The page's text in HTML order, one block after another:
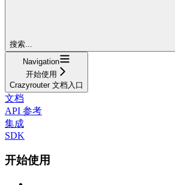
搜索...
Navigation
开始使用
Crazyrouter 文档入口
文档
API 参考
集成
SDK
开始使用